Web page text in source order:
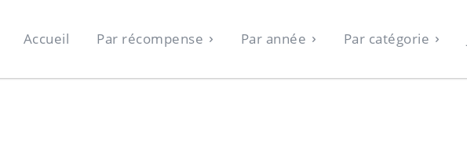
Accueil Par récompense Par année Par catégorie